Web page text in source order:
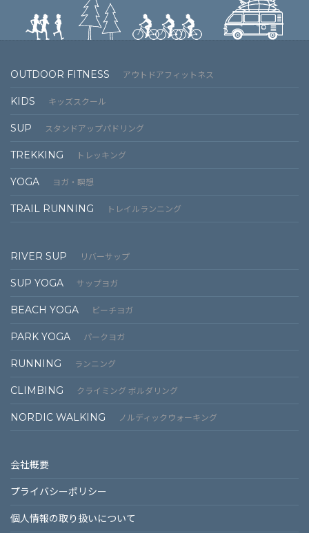
OUTDOOR FITNESS アウトドアフィットネス
KIDS キッズスクール
SUP スタンドアップパドリング
TREKKING トレッキング
YOGA ヨガ・瞑想
TRAIL RUNNING トレイルランニング
RIVER SUP リバーサップ
SUP YOGA サップヨガ
BEACH YOGA ビーチヨガ
PARK YOGA パークヨガ
RUNNING ランニング
CLIMBING クライミング ボルダリング
NORDIC WALKING ノルディックウォーキング
会社概要
プライバシーポリシー
個⼈情報の取り扱いについて